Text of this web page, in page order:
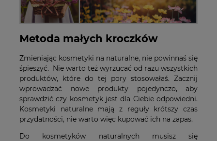
Metoda małych kroczków
Zmieniając kosmetyki na naturalne, nie powinnaś się
śpieszyć. Nie warto też wyrzucać od razu wszystkich
produktów, które do tej pory stosowałaś. Zacznij
wprowadzać nowe produkty pojedynczo, aby
sprawdzić czy kosmetyk jest dla Ciebie odpowiedni.
Kosmetyki naturalne mają z reguły krótszy czas
przydatności, nie warto więc kupować ich na zapas.
Do kosmetyków naturalnych musisz się